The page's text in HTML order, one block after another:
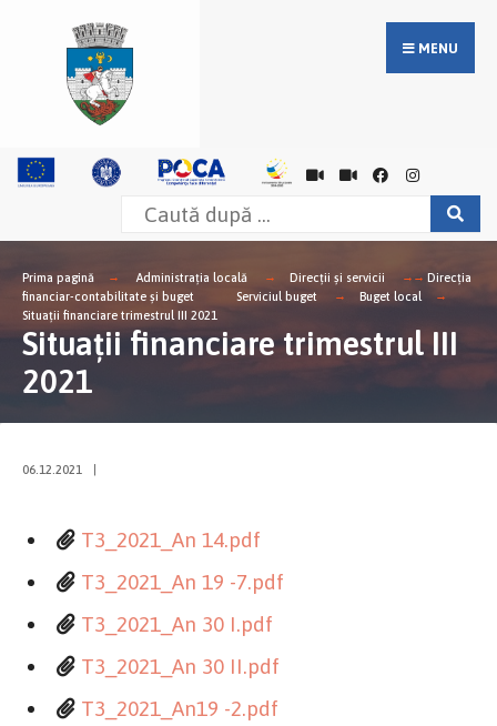
MENU
Prima pagină Administrația locală Direcții și servicii
Direcţia
financiar-contabilitate şi buget
Serviciul buget
Buget local
Situații financiare trimestrul III 2021
Situații financiare trimestrul III
2021
06.12.2021
T3_2021_An 14.pdf
T3_2021_An 19 -7.pdf
T3_2021_An 30 I.pdf
T3_2021_An 30 II.pdf
T3_2021_An19 -2.pdf